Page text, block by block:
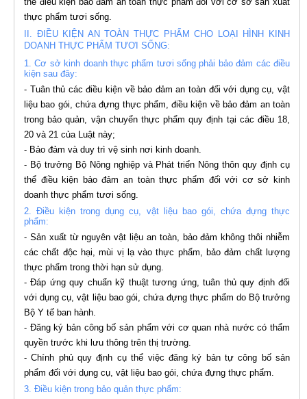
thực phẩm tươi sống.
II. ĐIỀU KIỆN AN TOÀN THỰC PHẨM CHO LOẠI HÌNH KINH
DOANH THỰC PHẨM TƯƠI SỐNG:
1. Cơ sở kinh doanh thực phẩm tươi sống phải bảo đảm các điều
kiện sau đây:
- Tuân thủ các điều kiện về bảo đảm an toàn đối với dụng cụ, vật
liệu bao gói, chứa đựng thực phẩm, điều kiện về bảo đảm an toàn
trong bảo quản, vận chuyển thực phẩm quy định tại các điều 18,
20 và 21 của Luật này;
- Bảo đảm và duy trì vệ sinh nơi kinh doanh.
- Bộ trưởng Bộ Nông nghiệp và Phát triển Nông thôn quy định cụ
thể điều kiện bảo đảm an toàn thực phẩm đối với cơ sở kinh
doanh thực phẩm tươi sống.
2. Điều kiện trong dụng cụ, vật liệu bao gói, chứa đựng thực
phẩm:
- Sản xuất từ nguyên vật liệu an toàn, bảo đảm không thôi nhiễm
các chất độc hại, mùi vị lạ vào thực phẩm, bảo đảm chất lượng
thực phẩm trong thời hạn sử dụng.
- Đáp ứng quy chuẩn kỹ thuật tương ứng, tuân thủ quy định đối
với dụng cụ, vật liệu bao gói, chứa đựng thực phẩm do Bộ trưởng
Bộ Y tế ban hành.
- Đăng ký bản công bố sản phẩm với cơ quan nhà nước có thẩm
quyền trước khi lưu thông trên thị trường.
- Chính phủ quy định cụ thể việc đăng ký bản tự công bố sản
phẩm đối với dụng cụ, vật liệu bao gói, chứa đựng thực phẩm.
3. Điều kiện trong bảo quản thực phẩm: